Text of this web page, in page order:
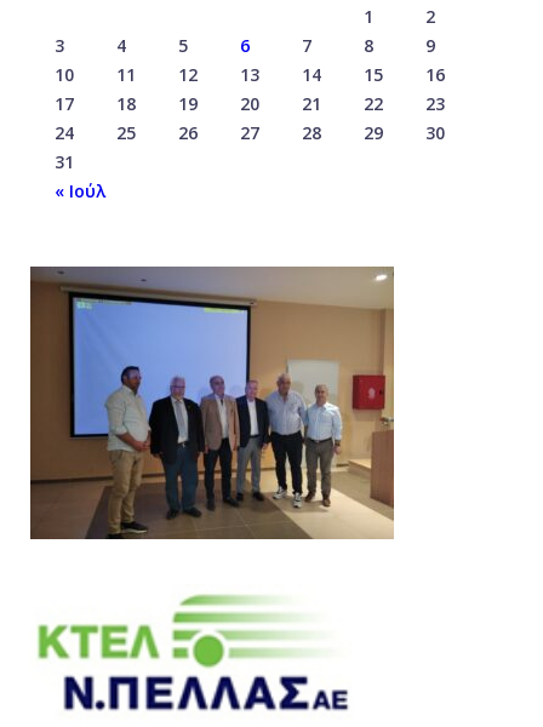
1
2
3
4 5 6 7 8
9
10
11 12 13 14 15
16
17
18 19 20 21 22
23
24
25 26 27 28 29
30
31
« Ιούλ